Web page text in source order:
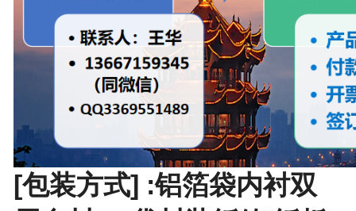
[包装方式] :铝箔袋内衬双